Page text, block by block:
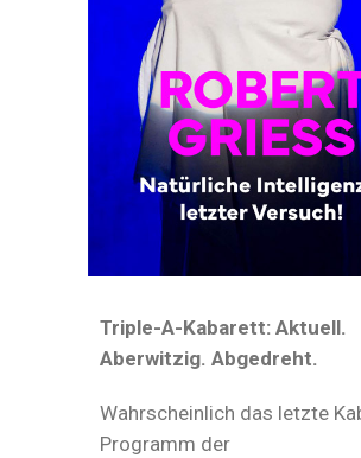
Triple-A-Kabarett: Aktuell.
Aberwitzig. Abgedreht.
Wahrscheinlich das letzte
Programm der